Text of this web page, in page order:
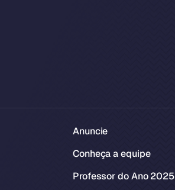
Anuncie
Conheça a equipe
Professor do Ano 2025